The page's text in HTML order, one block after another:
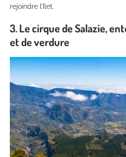
rejoindre l’îlet.
3. Le cirque de Salazie,
et de verdure